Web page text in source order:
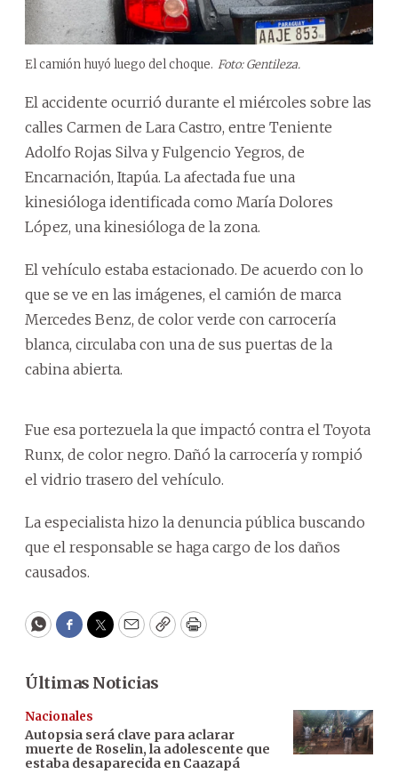
El camión huyó luego del choque. Foto: Gentileza.
El accidente ocurrió durante el miércoles sobre las
calles Carmen de Lara Castro, entre Teniente
Adolfo Rojas Silva y Fulgencio Yegros, de
Encarnación, Itapúa. La afectada fue una
kinesióloga identificada como María Dolores
López, una kinesióloga de la zona.
El vehículo estaba estacionado. De acuerdo con lo
que se ve en las imágenes, el camión de marca
Mercedes Benz, de color verde con carrocería
blanca, circulaba con una de sus puertas de la
cabina abierta.
Fue esa portezuela la que impactó contra el Toyota
Runx, de color negro. Dañó la carrocería y rompió
el vidrio trasero del vehículo.
La especialista hizo la denuncia pública buscando
que el responsable se haga cargo de los daños
causados.
WhatsApp
Facebook
Twitter
EmailCopyPrint
Últimas Noticias
Nacionales
Autopsia será clave para aclarar
muerte de Roselin, la adolescente que
estaba desaparecida en Caazapá